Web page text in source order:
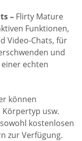
– Flirty Mature
Funktionen,
Video-Chats, für
und
echten
können
usw.
kostenlosen
zur Verfügung.